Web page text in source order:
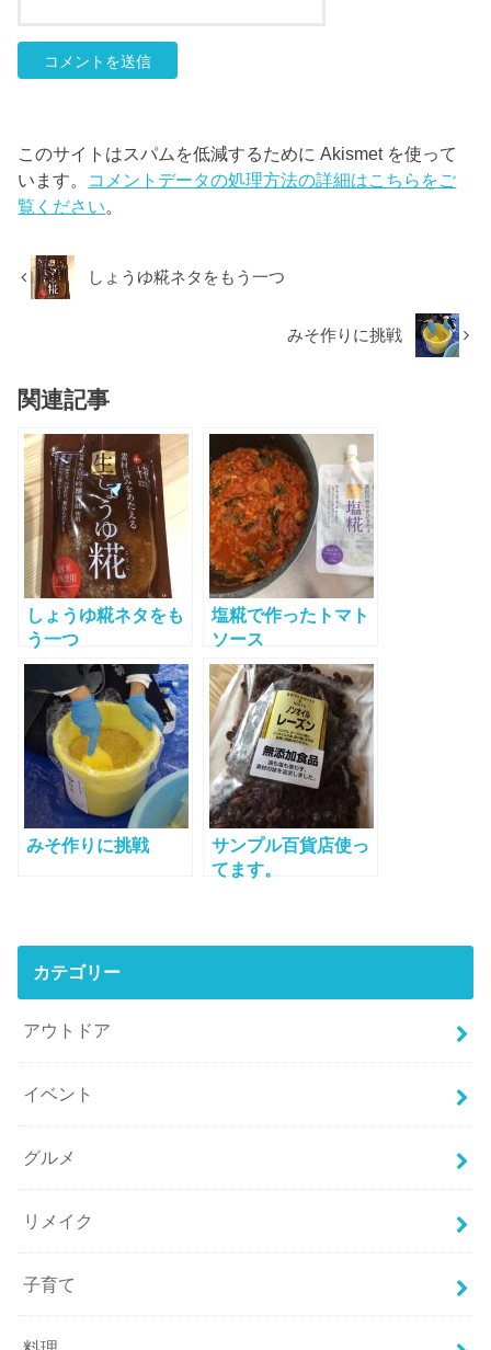
このサイトはスパムを低減するために Akismet を使って
います。 コメントデータの処理方法の詳細はこちらをご
覧ください
しょうゆ糀ネタをもう一つ
みそ作りに挑戦
関連記事
しょうゆ糀ネタをも
う一つ
塩糀で作ったトマト
ソース
みそ作りに挑戦
サンプル百貨店使っ
てます。
カテゴリー
アウトドア
イベント
グルメ
リメイク
子育て